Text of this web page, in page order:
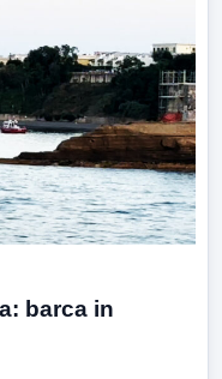
barca in